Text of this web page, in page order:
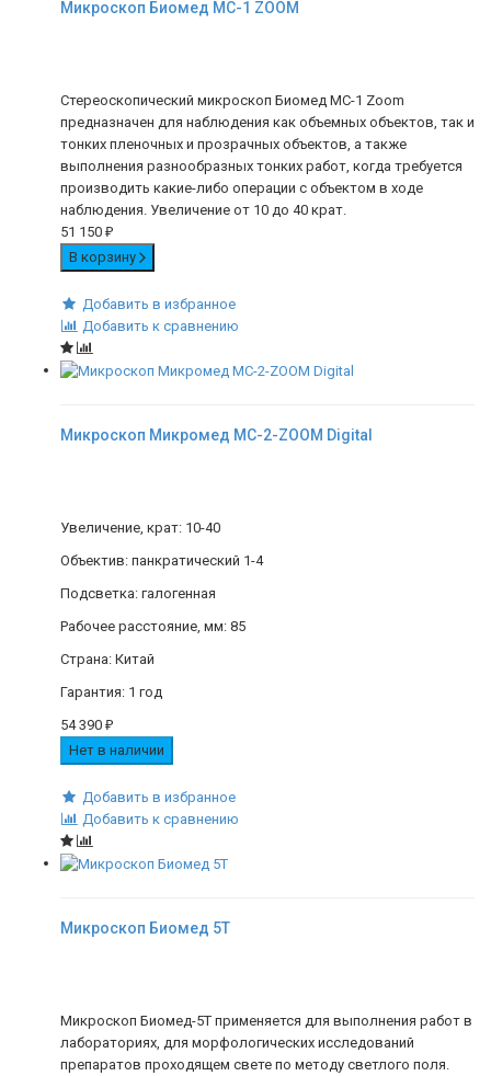
Микроскоп Биомед МС-1 ZOOM
Стереоскопический микроскоп Биомед МС-1 Zoom
предназначен для наблюдения как объемных объектов, так и
тонких пленочных и прозрачных объектов, а также
выполнения разнообразных тонких работ, когда требуется
производить какие-либо операции с объектом в ходе
наблюдения. Увеличение от 10 до 40 крат.
51 150 ₽
В корзину
Добавить в избранное
Добавить к сравнению
Микроскоп Микромед МС-2-ZOOM Digital
Увеличение, крат: 10-40
Объектив: панкратический 1-4
Подсветка: галогенная
Рабочее расстояние, мм: 85
Страна: Китай
Гарантия: 1 год
54 390 ₽
Нет в наличии
Добавить в избранное
Добавить к сравнению
Микpоскоп Биомед 5Т
Микроскоп Биомед-5Т применяется для выполнения работ в
лабораториях, для морфологических исследований
препаратов проходящем свете по методу светлого поля.